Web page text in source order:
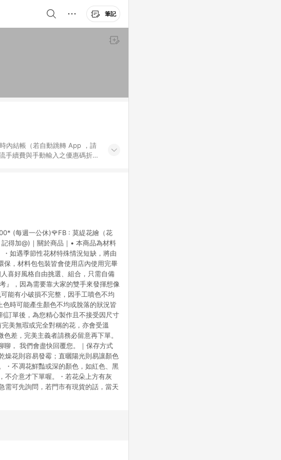
筆記
內結帳（若自動跳轉 App ，請
手續費與手動輸入之優惠碼折
格。 7. 點數將於出貨後 45 天
Pinkoi APP 並完成訂單，不
(每週一公休)🌹FB : 莫緹花繪（花
得加@)｜關於商品｜• 本商品為材料
如遇季節性花材特殊情況短缺，將由
保，材料包包裝皆會使用店內使用完畢
喜好風格自由挑選、組合，只需自備
』，因為需要靠大家的雙手來發揮想像
能有小破損不完整，因手工噴色不均
時可能產生顏色不均或脫落的狀況皆
訂單後，為您精心製作且不接受因尺寸
美無瑕或完全對稱的花，亦會受溫
差，完美主義者請務必留意再下單。
聊， 我們會盡快回覆您。｜保存方式
燥花則容易發霉；直曬陽光則易讓顏色
・不凋花鮮豔或深的顏色，如紅色、黑
不介意才下單喔。・若花朵上方有灰
需可先詢問，若門市有現貨的話，當天